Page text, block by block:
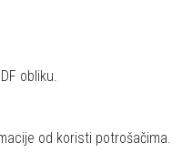
obliku.
od koristi potrošačima.